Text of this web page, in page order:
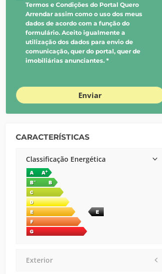
Termos e Condições do Portal Quero
Arrendar assim como o uso dos meus
dados de acordo com a função do
formulário. Aceito igualmente a
utilização dos dados para envio de
comunicação, quer do portal, quer de
imobiliárias anunciantes. *
Enviar
CARACTERÍSTICAS
Classificação Energética
Exterior